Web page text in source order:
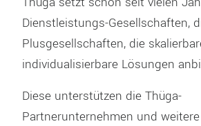
Dienstleistungs-Gesellschaften,
Plusgesellschaften, die
individualisierbare Lösungen
Diese unterstützen die Thüga-
Partnerunternehmen und